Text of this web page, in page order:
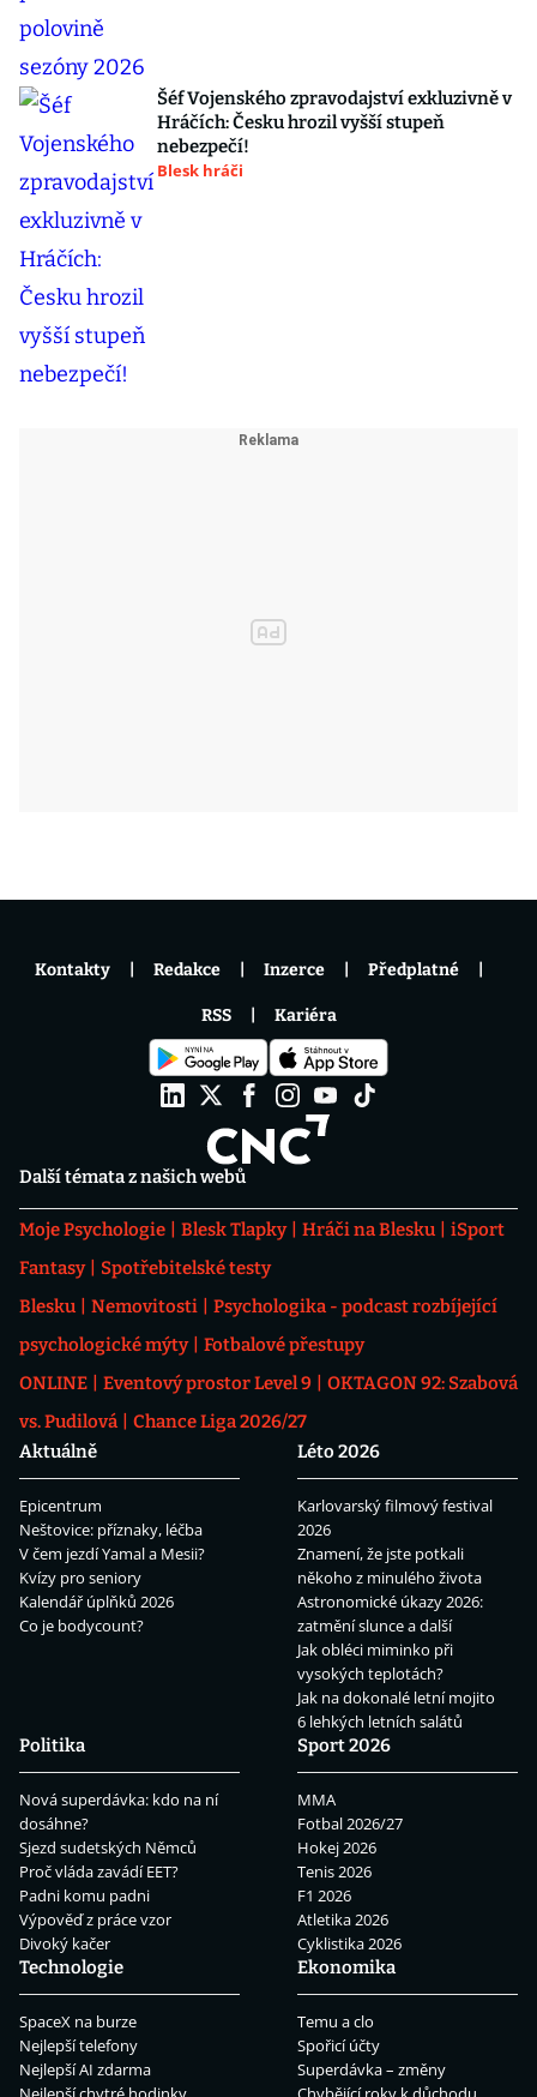
Šéf Vojenského zpravodajství exkluzivně v
Hráčích: Česku hrozil vyšší stupeň
nebezpečí!
Blesk hráči
Další témata z našich webů
Moje Psychologie Blesk Tlapky Hráči na Blesku
iSport
Fantasy
Spotřebitelské testy
Blesku
Nemovitosti
Psychologika - podcast rozbíjející
psychologické mýty
Fotbalové přestupy
ONLINE
Eventový prostor Level 9
OKTAGON 92: Szabová
vs. Pudilová
Chance Liga 2026/27
Aktuálně
Epicentrum
Neštovice: příznaky, léčba
V čem jezdí Yamal a Mesii?
Kvízy pro seniory
Kalendář úplňků 2026
Co je bodycount?
Léto 2026
Karlovarský filmový festival
2026
Znamení, že jste potkali
někoho z minulého života
Astronomické úkazy 2026:
zatmění slunce a další
Jak obléci miminko při
vysokých teplotách?
Jak na dokonalé letní mojito
6 lehkých letních salátů
Politika
Nová superdávka: kdo na ní
dosáhne?
Sjezd sudetských Němců
Proč vláda zavádí EET?
Padni komu padni
Výpověď z práce vzor
Divoký kačer
Sport 2026
MMA
Fotbal 2026/27
Hokej 2026
Tenis 2026
F1 2026
Atletika 2026
Cyklistika 2026
Technologie
SpaceX na burze
Nejlepší telefony
Nejlepší AI zdarma
Ekonomika
Temu a clo
Spořicí účty
Superdávka – změny
Kontakty Redakce Inzerce Předplatné
RSS Kariéra